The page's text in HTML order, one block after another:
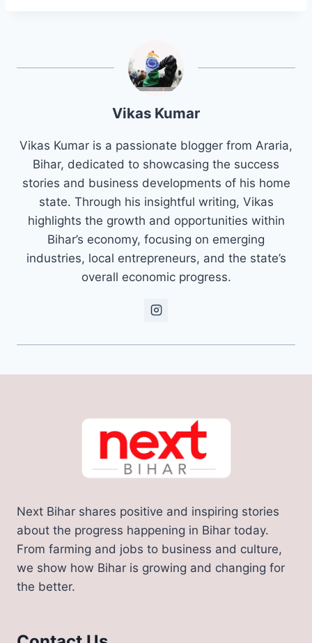
Vikas Kumar
Vikas Kumar is a passionate blogger from Araria,
Bihar, dedicated to showcasing the success
stories and business developments of his home
state. Through his insightful writing, Vikas
highlights the growth and opportunities within
Bihar’s economy, focusing on emerging
industries, local entrepreneurs, and the state’s
overall economic progress.
Next Bihar shares positive and inspiring stories
about the progress happening in Bihar today.
From farming and jobs to business and culture,
we show how Bihar is growing and changing for
the better.